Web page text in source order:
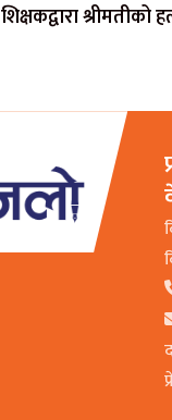
श्रीमतीको